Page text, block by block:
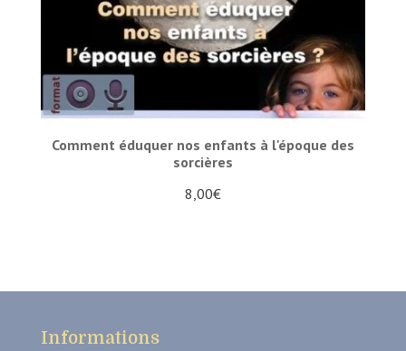
Comment éduquer nos enfants à l'époque des
sorcières
8,00€
Informations